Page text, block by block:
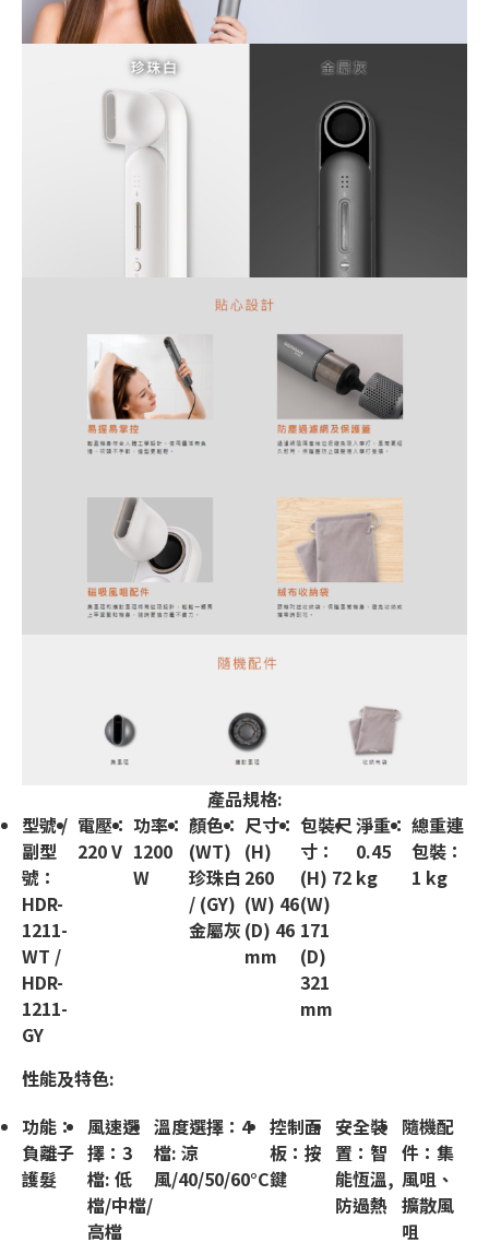
產品規格:
型號 /
副型
號：
HDR-
1211-
WT /
HDR-
1211-
GY
電壓：
220 V
功率：
1200
W
顏色：
(WT)
珍珠白
/ (GY)
金屬灰
尺寸：
(H)
260
(W) 46
(D) 46
mm
包裝尺
寸：
(H) 72
(W)
171
(D)
321
mm
淨重：
0.45
kg
總重連
包裝：
1 kg
性能及特色:
功能：
負離子
護髮
風速選
擇：3
檔: 低
檔/中檔/
高檔
溫度選擇：4
檔: 涼
風/40/50/60°C
控制面
板：按
鍵
安全裝
置：智
能恆溫,
防過熱
隨機配
件：集
風咀、
擴散風
咀